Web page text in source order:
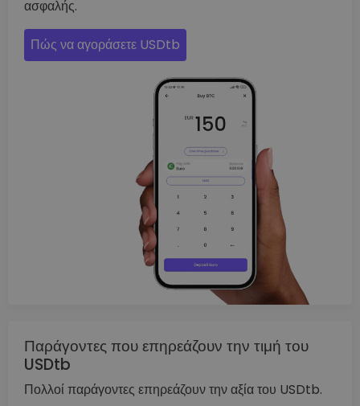
ασφαλής.
Πώς να αγοράσετε USDtb
Παράγοντες που επηρεάζουν την τιμή του
USDtb
Πολλοί παράγοντες επηρεάζουν την αξία του USDtb.